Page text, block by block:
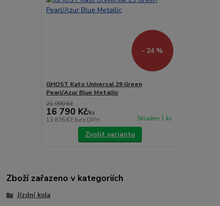
- 24 %
GHOST Kato Universal 29 Green
Pearl/Azur Blue Metallic
21 990 Kč
16 790 Kč/ks
13 876 Kč bez DPH Skladem 1 ks
Zvolit variantu
Zboží zařazeno v kategoriích
Jízdní kola